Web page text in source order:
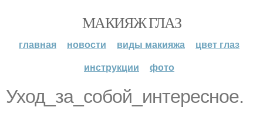
МАКИЯЖ ГЛАЗ
главная новости виды макияжа
цвет глаз
инструкции
фото
Уход_за_собой_интересное.